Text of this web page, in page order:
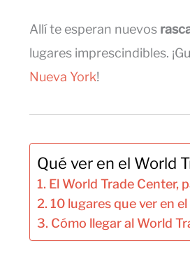
Allí te esperan nuevos
lugares imprescindibles.
Nueva York!
Qué ver en el World
El World Trade Center,
10 lugares que ver en
Cómo llegar al World